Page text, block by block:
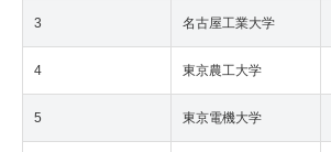
3 名古屋工業大学
4 東京農工大学
5 東京電機大学